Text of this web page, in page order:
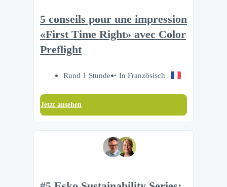
5 conseils pour une impression
«First Time Right» avec Color
Preflight
Rund 1 Stunde In Französisch
Jetzt ansehen